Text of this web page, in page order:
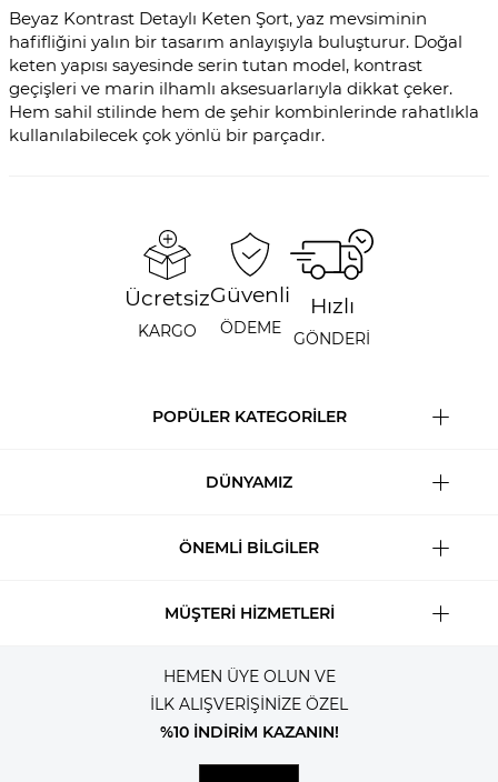
Beyaz Kontrast Detaylı Keten Şort, yaz mevsiminin
hafifliğini yalın bir tasarım anlayışıyla buluşturur. Doğal
keten yapısı sayesinde serin tutan model, kontrast
geçişleri ve marin ilhamlı aksesuarlarıyla dikkat çeker.
Hem sahil stilinde hem de şehir kombinlerinde rahatlıkla
kullanılabilecek çok yönlü bir parçadır.
Ücretsiz
KARGO
Güvenli
ÖDEME
Hızlı
GÖNDERİ
POPÜLER KATEGORİLER
DÜNYAMIZ
ÖNEMLİ BİLGİLER
MÜŞTERİ HİZMETLERİ
HEMEN ÜYE OLUN VE
İLK ALIŞVERİŞİNİZE ÖZEL
%10 İNDİRİM KAZANIN!